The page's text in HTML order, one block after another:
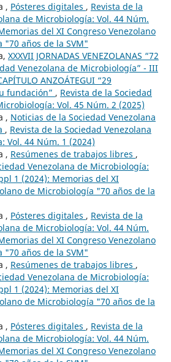
, Pósteres digitales , Revista de la
de Microbiología: Vol. 44 Núm.
del XI Congreso Venezolano
años de la SVM"
XXXVII JORNADAS VENEZOLANAS “72
Venezolana de Microbiología” - III
ANZOÁTEGUI “29
fundación” , Revista de la Sociedad
Vol. 45 Núm. 2 (2025)
, Noticias de la Sociedad Venezolana
, Revista de la Sociedad Venezolana
Vol. 44 Núm. 1 (2024)
, Resúmenes de trabajos libres ,
Venezolana de Microbiología:
1 (2024): Memorias del XI
de Microbiología "70 años de la
, Pósteres digitales , Revista de la
de Microbiología: Vol. 44 Núm.
del XI Congreso Venezolano
años de la SVM"
, Resúmenes de trabajos libres ,
Venezolana de Microbiología:
1 (2024): Memorias del XI
de Microbiología "70 años de la
, Pósteres digitales , Revista de la
de Microbiología: Vol. 44 Núm.
del XI Congreso Venezolano